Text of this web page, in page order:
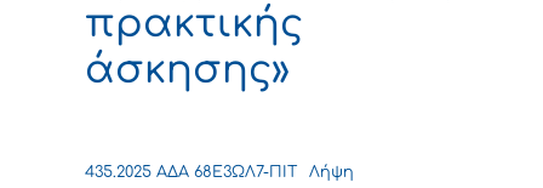
πρακτικής
άσκησης»
435.2025 ΑΔΑ 68Ε3ΩΛ7-ΠΙΤ Λήψη